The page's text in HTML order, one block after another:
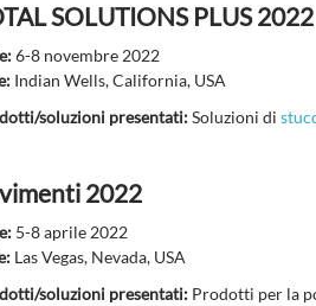
SOLUTIONS PLUS 2022
6-8 novembre 2022
Indian Wells, California, USA
soluzioni presentati:Soluzioni di
2022
5-8 aprile 2022
Las Vegas, Nevada, USA
soluzioni presentati: Prodotti per la